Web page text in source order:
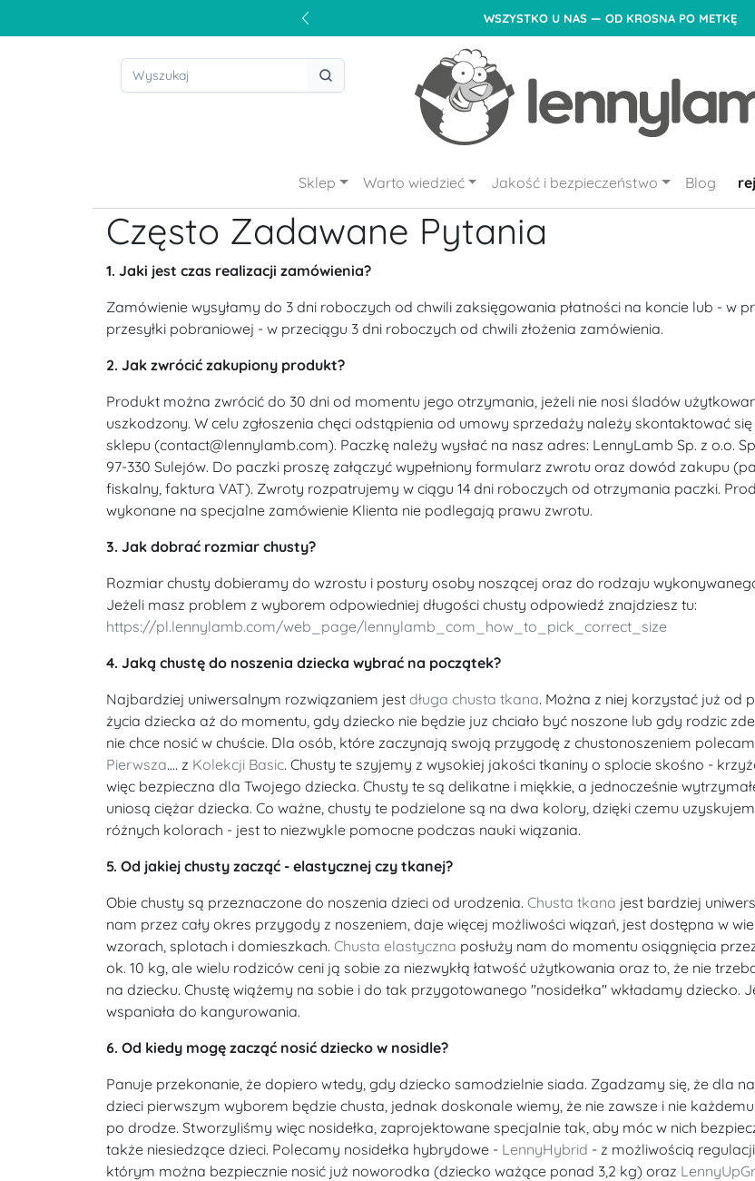
WSZYSTKO U NAS — OD KROSNA PO METKĘ
Sklep Warto wiedzieć Jakość i bezpieczeństwo Blog
Często Zadawane Pytania
1. Jaki jest czas realizacji zamówienia?
Zamówienie wysyłamy do 3 dni roboczych od chwili zaksięgowania płatności na koncie lub - w
przesyłki pobraniowej - w przeciągu 3 dni roboczych od chwili złożenia zamówienia.
2. Jak zwrócić zakupiony produkt?
Produkt można zwrócić do 30 dni od momentu jego otrzymania, jeżeli nie nosi śladów
uszkodzony. W celu zgłoszenia chęci odstąpienia od umowy sprzedaży należy skontaktować się
sklepu (contact@lennylamb.com). Paczkę należy wysłać na nasz adres: LennyLamb Sp. z o.o.
97-330 Sulejów. Do paczki proszę załączyć wypełniony formularz zwrotu oraz dowód zakupu
fiskalny, faktura VAT). Zwroty rozpatrujemy w ciągu 14 dni roboczych od otrzymania paczki.
wykonane na specjalne zamówienie Klienta nie podlegają prawu zwrotu.
3. Jak dobrać rozmiar chusty?
Rozmiar chusty dobieramy do wzrostu i postury osoby noszącej oraz do rodzaju
Jeżeli masz problem z wyborem odpowiedniej długości chusty odpowiedź znajdziesz tu:
https://pl.lennylamb.com/web_page/lennylamb_com_how_to_pick_correct_size
4. Jaką chustę do noszenia dziecka wybrać na początek?
Najbardziej uniwersalnym rozwiązaniem jest długa chusta tkana. Można z niej korzystać już od
życia dziecka aż do momentu, gdy dziecko nie będzie juz chciało być noszone lub gdy rodzic
nie chce nosić w chuście. Dla osób, które zaczynają swoją przygodę z chustonoszeniem
Pierwsza.... z Kolekcji Basic. Chusty te szyjemy z wysokiej jakości tkaniny o splocie skośno -
więc bezpieczna dla Twojego dziecka. Chusty te są delikatne i miękkie, a jednocześnie
uniosą ciężar dziecka. Co ważne, chusty te podzielone są na dwa kolory, dzięki czemu
różnych kolorach - jest to niezwykle pomocne podczas nauki wiązania.
5. Od jakiej chusty zacząć - elastycznej czy tkanej?
Obie chusty są przeznaczone do noszenia dzieci od urodzenia. Chusta tkana jest bardziej
nam przez cały okres przygody z noszeniem, daje więcej możliwości wiązań, jest dostępna w
wzorach, splotach i domieszkach. Chusta elastyczna posłuży nam do momentu osiągnięcia
ok. 10 kg, ale wielu rodziców ceni ją sobie za niezwykłą łatwość użytkowania oraz to, że nie
na dziecku. Chustę wiążemy na sobie i do tak przygotowanego "nosidełka" wkładamy dziecko.
wspaniała do kangurowania.
6. Od kiedy mogę zacząć nosić dziecko w nosidle?
Panuje przekonanie, że dopiero wtedy, gdy dziecko samodzielnie siada. Zgadzamy się, że dla
dzieci pierwszym wyborem będzie chusta, jednak doskonale wiemy, że nie zawsze i nie
po drodze. Stworzyliśmy więc nosidełka, zaprojektowane specjalnie tak, aby móc w nich
także niesiedzące dzieci. Polecamy nosidełka hybrydowe - LennyHybrid - z możliwością
którym można bezpiecznie nosić już noworodka (dziecko ważące ponad 3,2 kg) oraz